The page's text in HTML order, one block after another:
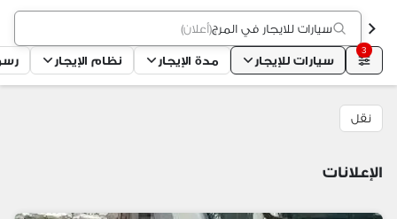
سيارات للايجار في المرج(أعلان)
3
سيارات للإيجار مدة الإيجار نظام الإيجار
نقل
الإعلانات